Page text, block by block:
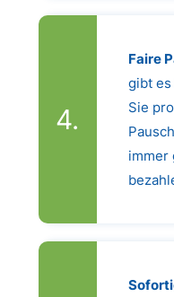
Faire
gibt
Sie
immer